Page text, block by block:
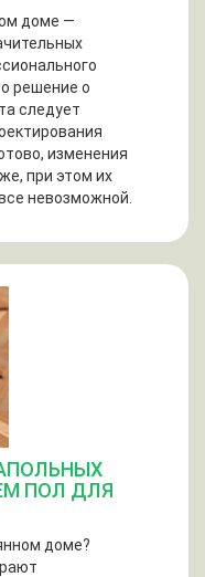
доме —
решение о
следует
изменения
при этом их
невозможной.
ПОЛ ДЛЯ
доме?